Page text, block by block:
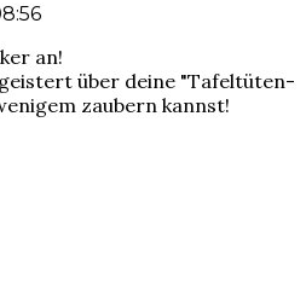
an!
über deine "Tafeltüten-
zaubern kannst!